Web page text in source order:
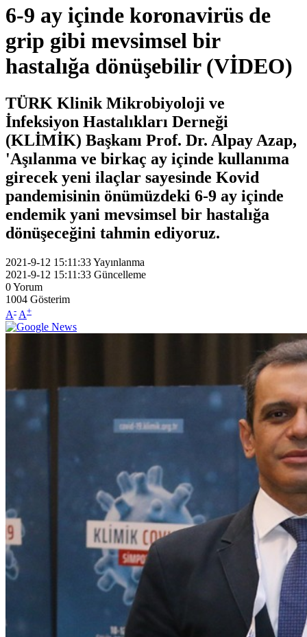
6-9 ay içinde koronavirüs de
grip gibi mevsimsel bir
hastalığa dönüşebilir (VİDEO)
TÜRK Klinik Mikrobiyoloji ve
İnfeksiyon Hastalıkları Derneği
(KLİMİK) Başkanı Prof. Dr. Alpay Azap,
'Aşılanma ve birkaç ay içinde kullanıma
girecek yeni ilaçlar sayesinde Kovid
pandemisinin önümüzdeki 6-9 ay içinde
endemik yani mevsimsel bir hastalığa
dönüşeceğini tahmin ediyoruz.
2021-9-12 15:11:33Yayınlanma
2021-9-12 15:11:33 Güncelleme
0Yorum
1004 Gösterim
A- A+